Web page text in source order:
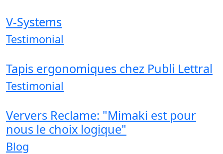
V-Systems
Testimonial
Tapis ergonomiques chez Publi Lettral
Testimonial
Ververs Reclame: "Mimaki est pour
nous le choix logique"
Blog